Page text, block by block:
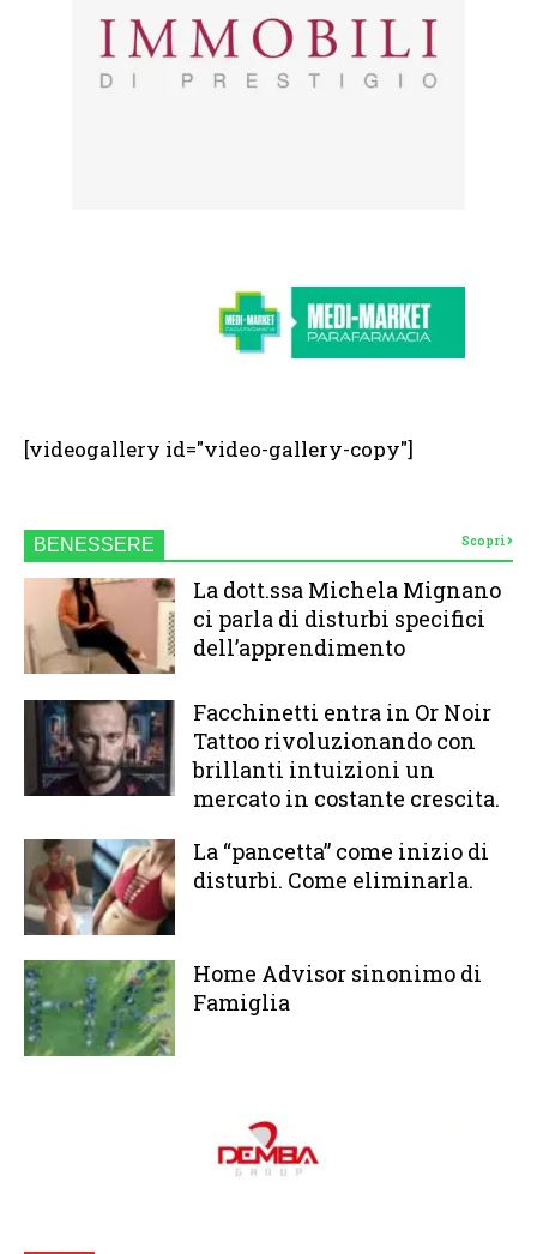
[videogallery id="video-gallery-copy"]
BENESSERE Scopri
La dott.ssa Michela Mignano
ci parla di disturbi specifici
dell’apprendimento
Facchinetti entra in Or Noir
Tattoo rivoluzionando con
brillanti intuizioni un
mercato in costante crescita.
La “pancetta” come inizio di
disturbi. Come eliminarla.
Home Advisor sinonimo di
Famiglia